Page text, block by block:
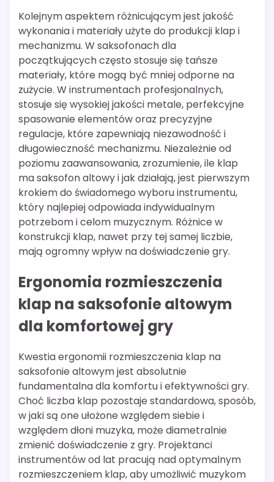
Kolejnym aspektem różnicującym jest jakość
wykonania i materiały użyte do produkcji klap i
mechanizmu. W saksofonach dla
początkujących często stosuje się tańsze
materiały, które mogą być mniej odporne na
zużycie. W instrumentach profesjonalnych,
stosuje się wysokiej jakości metale, perfekcyjne
spasowanie elementów oraz precyzyjne
regulacje, które zapewniają niezawodność i
długowieczność mechanizmu. Niezależnie od
poziomu zaawansowania, zrozumienie, ile klap
ma saksofon altowy i jak działają, jest pierwszym
krokiem do świadomego wyboru instrumentu,
który najlepiej odpowiada indywidualnym
potrzebom i celom muzycznym. Różnice w
konstrukcji klap, nawet przy tej samej liczbie,
mają ogromny wpływ na doświadczenie gry.
Ergonomia rozmieszczenia
klap na saksofonie altowym
dla komfortowej gry
Kwestia ergonomii rozmieszczenia klap na
saksofonie altowym jest absolutnie
fundamentalna dla komfortu i efektywności gry.
Choć liczba klap pozostaje standardowa, sposób,
w jaki są one ułożone względem siebie i
względem dłoni muzyka, może diametralnie
zmienić doświadczenie z gry. Projektanci
instrumentów od lat pracują nad optymalnym
rozmieszczeniem klap, aby umożliwić muzykom